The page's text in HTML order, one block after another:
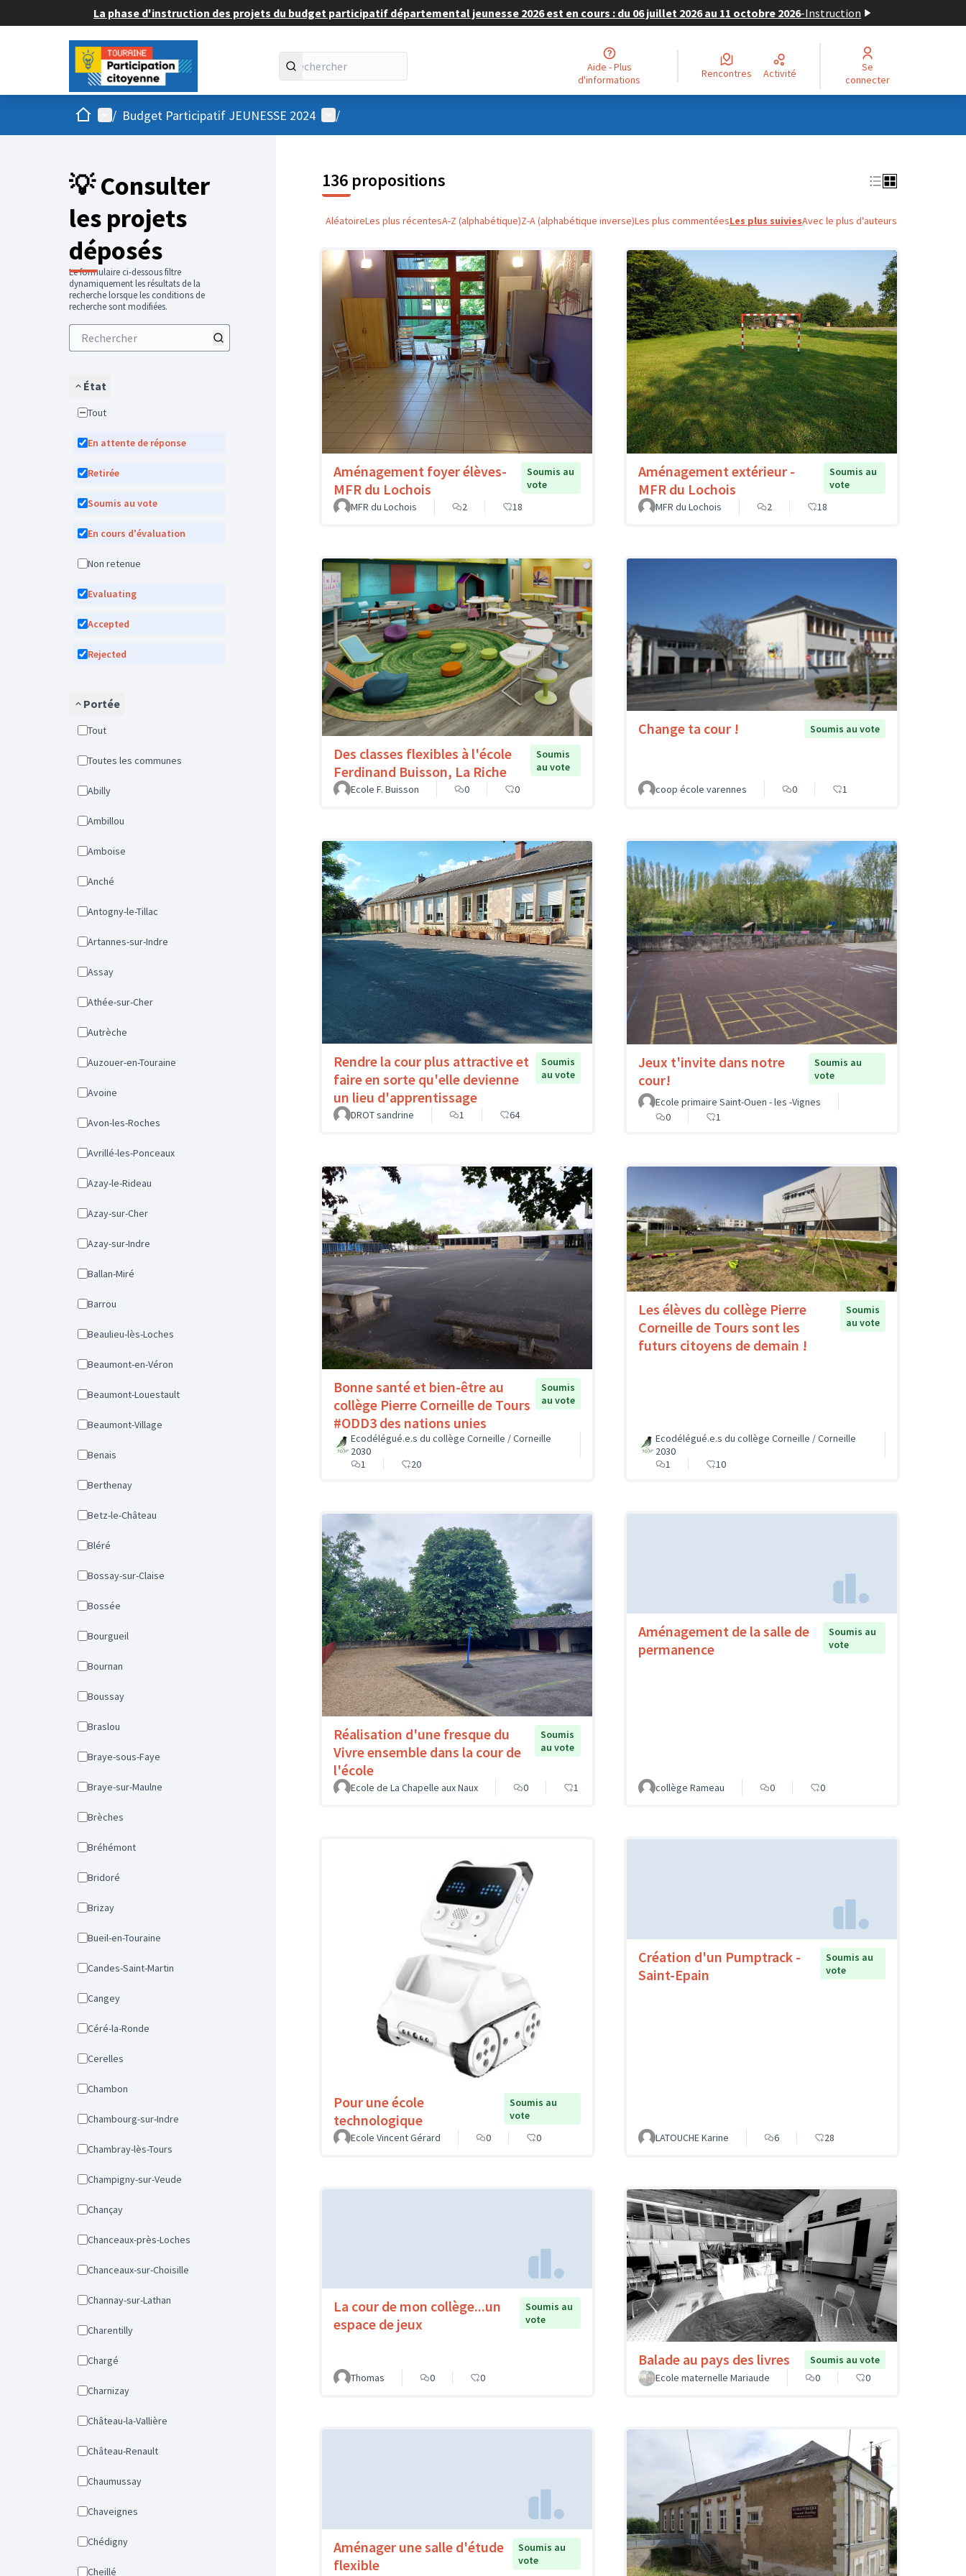
La phase d'instruction des projets du budget participatif départemental jeunesse 2026 est en cours : du 06 juillet 2026 au 11 octobre 2026-Instruction
Aide - Plus
d'informations
Rencontres Activité
Se
connecter
AccueilMenu principal
/ Budget Participatif JEUNESSE 2024 Menu utilisateur
/
💡 Consulter
les projets
déposés
Le formulaire ci-dessous filtre
dynamiquement les résultats de la
recherche lorsque les conditions de
recherche sont modifiées.
État
Tout
En attente de réponse
Retirée
Soumis au vote
En cours d'évaluation
Non retenue
Evaluating
Accepted
Rejected
Portée
Tout
Toutes les communes
Abilly
Ambillou
Amboise
Anché
Antogny-le-Tillac
Artannes-sur-Indre
Assay
Athée-sur-Cher
Autrèche
Auzouer-en-Touraine
Avoine
Avon-les-Roches
Avrillé-les-Ponceaux
Azay-le-Rideau
Azay-sur-Cher
Azay-sur-Indre
Ballan-Miré
Barrou
Beaulieu-lès-Loches
Beaumont-en-Véron
Beaumont-Louestault
Beaumont-Village
Benais
Berthenay
Betz-le-Château
Bléré
Bossay-sur-Claise
Bossée
Bourgueil
Bournan
Boussay
Braslou
Braye-sous-Faye
Braye-sur-Maulne
Brèches
Bréhémont
Bridoré
Brizay
Bueil-en-Touraine
Candes-Saint-Martin
Cangey
Céré-la-Ronde
Cerelles
Chambon
Chambourg-sur-Indre
Chambray-lès-Tours
Champigny-sur-Veude
Chançay
Chanceaux-près-Loches
Chanceaux-sur-Choisille
Channay-sur-Lathan
Charentilly
Chargé
Charnizay
Château-la-Vallière
Château-Renault
Chaumussay
Chaveignes
Chédigny
Cheillé
136 propositions
AléatoireLes plus récentesA-Z (alphabétique)Z-A (alphabétique inverse)Les plus commentéesLes plus suiviesAvec le plus d'auteurs
Aménagement foyer élèves-
MFR du Lochois
Soumis au
vote
MFR du Lochois
2 18
Aménagement extérieur -
MFR du Lochois
Soumis au
vote
MFR du Lochois
2 18
Des classes flexibles à l'école
Ferdinand Buisson, La Riche
Soumis
au vote
Ecole F. Buisson
0 0
Change ta cour ! Soumis au vote
coop école varennes 0 1
Rendre la cour plus attractive et
faire en sorte qu'elle devienne
un lieu d'apprentissage
Soumis
au vote
DROT sandrine 1 64
Jeux t'invite dans notre
cour!
Soumis au
vote
Ecole primaire Saint-Ouen - les -Vignes
0
1
Bonne santé et bien-être au
collège Pierre Corneille de Tours
#ODD3 des nations unies
Soumis
au vote
Ecodélégué.e.s du collège Corneille / Corneille
2030
1
20
Les élèves du collège Pierre
Corneille de Tours sont les
futurs citoyens de demain !
Soumis
au vote
Ecodélégué.e.s du collège Corneille / Corneille
2030
1
10
Réalisation d'une fresque du
Vivre ensemble dans la cour de
l'école
Soumis
au vote
Ecole de La Chapelle aux Naux 0 1
Aménagement de la salle de
permanence
Soumis au
vote
collège Rameau 0 0
Pour une école
technologique
Soumis au
vote
Ecole Vincent Gérard
0 0
Création d'un Pumptrack -
Saint-Epain
Soumis au
vote
LATOUCHE Karine 6 28
La cour de mon collège...un
espace de jeux
Soumis au
vote
Thomas 0 0
Balade au pays des livres
Soumis au vote
Ecole maternelle Mariaude
0 0
Aménager une salle d'étude
flexible
Soumis au
vote